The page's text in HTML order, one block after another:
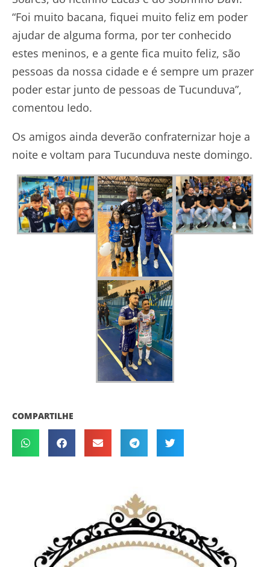
“Foi muito bacana, fiquei muito feliz em poder
ajudar de alguma forma, por ter conhecido
estes meninos, e a gente fica muito feliz, são
pessoas da nossa cidade e é sempre um prazer
poder estar junto de pessoas de Tucunduva”,
comentou Iedo.
Os amigos ainda deverão confraternizar hoje a
noite e voltam para Tucunduva neste domingo.
COMPARTILHE